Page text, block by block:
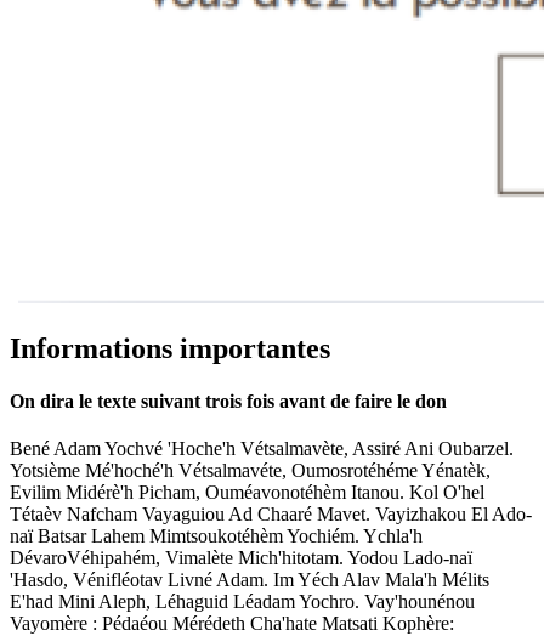
Informations importantes
On dira le texte suivant trois fois avant de faire le don
Bené Adam Yochvé 'Hoche'h Vétsalmavète, Assiré Ani Oubarzel.
Yotsième Mé'hoché'h Vétsalmavéte, Oumosrotéhéme Yénatèk,
Evilim Midérè'h Picham, Ouméavonotéhèm Itanou. Kol O'hel
Tétaèv Nafcham Vayaguiou Ad Chaaré Mavet. Vayizhakou El Ado-
naï Batsar Lahem Mimtsoukotéhèm Yochiém. Ychla'h
DévaroVéhipahém, Vimalète Mich'hitotam. Yodou Lado-naï
'Hasdo, Vénifléotav Livné Adam. Im Yéch Alav Mala'h Mélits
E'had Mini Aleph, Léhaguid Léadam Yochro. Vay'hounénou
Vayomère : Pédaéou Mérédeth Cha'hate Matsati Kophère: